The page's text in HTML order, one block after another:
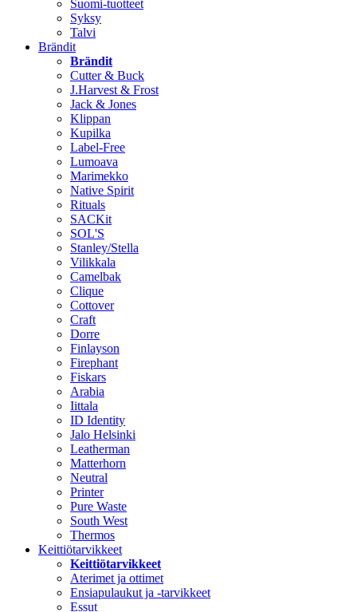
Suomi-tuotteet
Syksy
Talvi
Brändit
Brändit
Cutter & Buck
J.Harvest & Frost
Jack & Jones
Klippan
Kupilka
Label-Free
Lumoava
Marimekko
Native Spirit
Rituals
SACKit
SOL'S
Stanley/Stella
Vilikkala
Camelbak
Clique
Cottover
Craft
Dorre
Finlayson
Firephant
Fiskars
Arabia
Iittala
ID Identity
Jalo Helsinki
Leatherman
Matterhorn
Neutral
Printer
Pure Waste
South West
Thermos
Keittiötarvikkeet
Keittiötarvikkeet
Aterimet ja ottimet
Ensiapulaukut ja -tarvikkeet
Essut